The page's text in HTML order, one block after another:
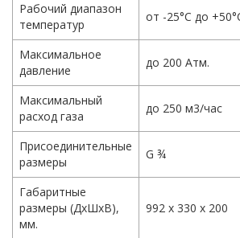
Рабочий диапазон
температур
от -25°С до
Максимальное
давление
до 200 Атм.
Максимальный
расход газа
до 250 м3/час
Присоединительные
размеры
G ¾
Габаритные
размеры (ДхШхВ),
мм.
992 х 330 х 200